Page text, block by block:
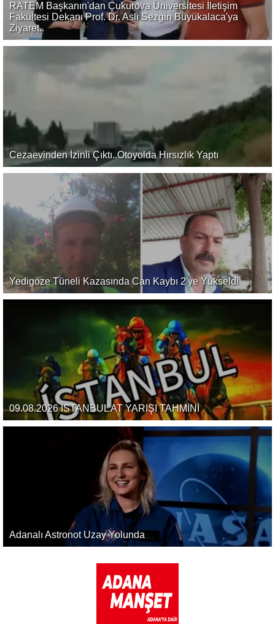
RATEM Başkanın'dan Çukurova Üniversitesi İletişim
Fakültesi Dekanı Prof. Dr. Aslı Sezgin Büyükalaca'ya
Ziyaret..
Cezaevinden İzinli Çıktı..Otoyolda Hırsızlık Yaptı
Yedigöze Tüneli Kazasında Can Kaybı 2'ye Yükseldi
09.08.2026 İSTANBUL AT YARIŞI TAHMİNİ
Adanalı Astronot Uzay Yolunda